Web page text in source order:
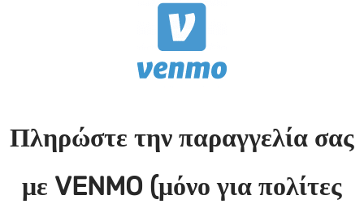
Πληρώστε την παραγγελία σας
με VENMO (μόνο για πολίτες